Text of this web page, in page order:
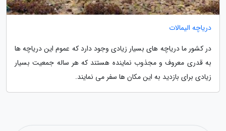
دریاچه الیمالات
در کشور ما دریاچه های بسیار زیادی وجود دارد که عموم این دریاچه ها
به قدری معروف و مجذوب نماینده هستند که هر ساله جمعیت بسیار
زیادی برای بازدید به این مکان ها سفر می نمایند.